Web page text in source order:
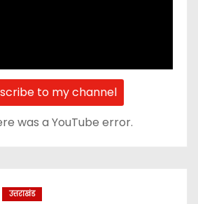
to my channel
was a YouTube error.
उत्तराखंड